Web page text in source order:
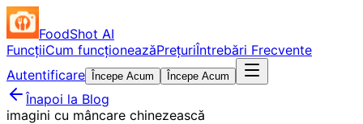
FoodShot AI
FuncțiiCum funcționeazăPrețuriÎntrebări Frecvente
Autentificare
Începe Acum Începe Acum
Înapoi la Blog
imagini cu mâncare chinezească